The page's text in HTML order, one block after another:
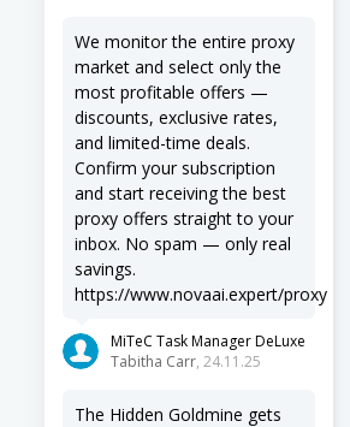
We monitor the entire proxy
market and select only the
most profitable offers —
discounts, exclusive rates,
and limited-time deals.
Confirm your subscription
and start receiving the best
proxy offers straight to your
inbox. No spam — only real
savings.
https://www.novaai.expert/proxy
MiTeC Task Manager DeLuxe
Tabitha Carr, 24.11.25
The Hidden Goldmine gets